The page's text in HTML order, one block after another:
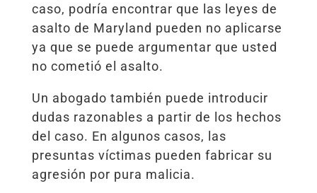
caso, podría encontrar que las leyes de
asalto de Maryland pueden no aplicarse
ya que se puede argumentar que usted
no cometió el asalto.
Un abogado también puede introducir
dudas razonables a partir de los hechos
del caso. En algunos casos, las
presuntas víctimas pueden fabricar su
agresión por pura malicia.